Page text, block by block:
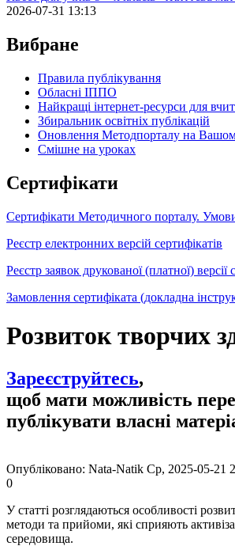
2026-07-31 13:13
Вибране
Правила публікування
Обласні ІППО
Найкращі інтернет-ресурси для
Збиральник освітніх публікацій
Оновлення Методпорталу на
Cмішне на уроках
Сертифікати
Сертифікати Методичного порталу.
Реєстр електронних версій сертифікатів
Реєстр заявок друкованої (платної) версії
Замовлення сертифіката (докладна
Розвиток творчих
Зареєструйтесь,
щоб мати можливість
публікувати власні
Опубліковано: Nata-Natik Ср, 2025-05-21
0
У статті розглядаються особливості
методи та прийоми, які сприяють
середовища.